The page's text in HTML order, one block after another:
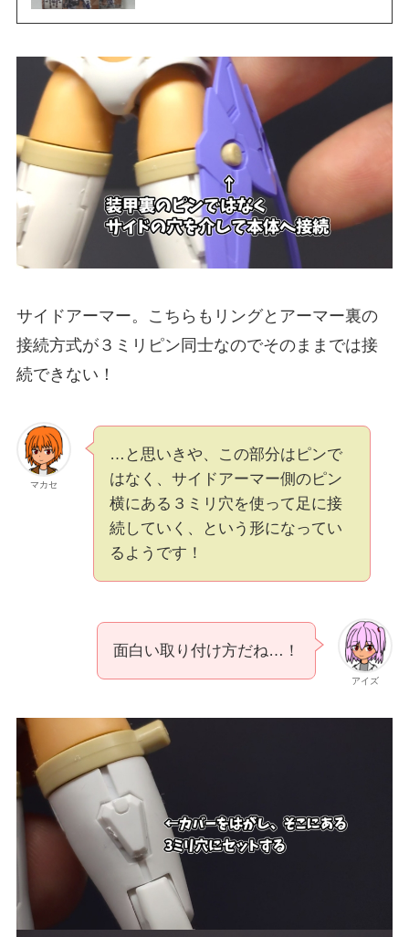
サイドアーマー。こちらもリングとアーマー裏の
接続方式が３ミリピン同士なのでそのままでは接
続できない！
マカセ
…と思いきや、この部分はピンで
はなく、サイドアーマー側のピン
横にある３ミリ穴を使って足に接
続していく、という形になってい
るようです！
アイズ
面白い取り付け方だね…！